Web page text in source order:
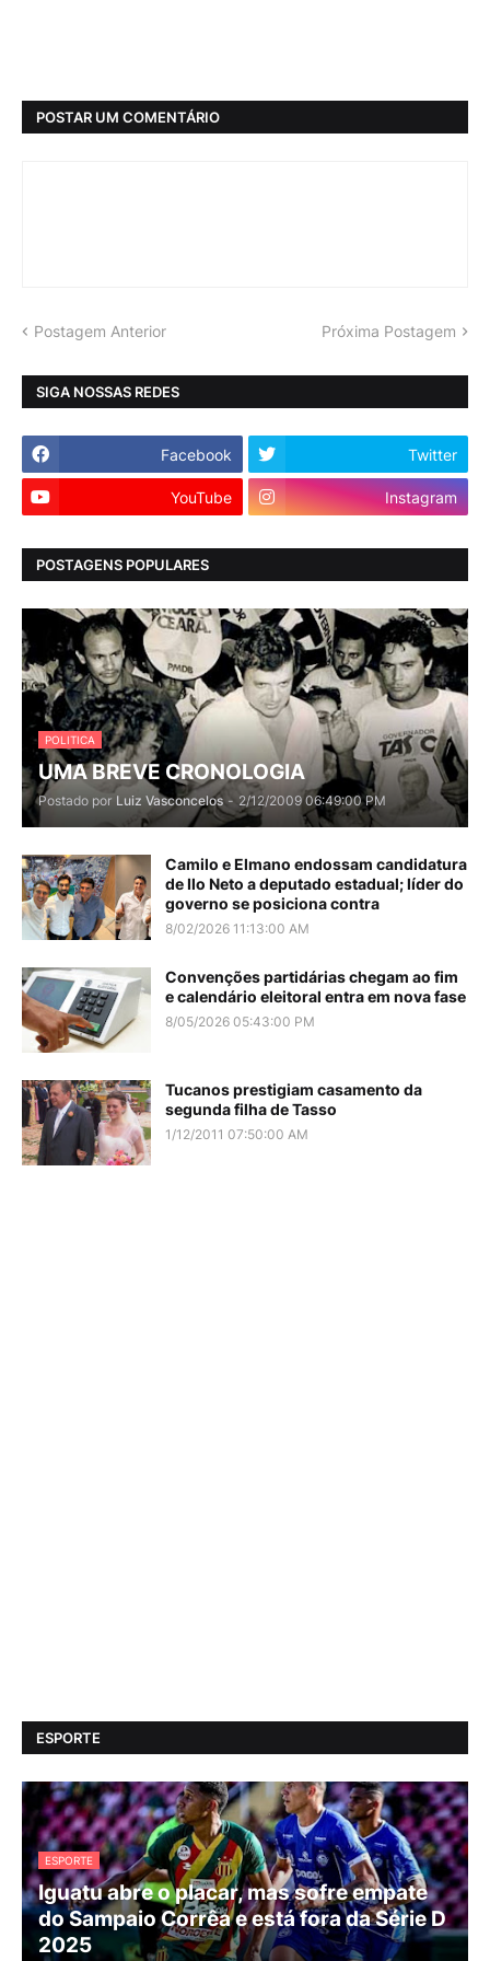
POSTAR UM COMENTÁRIO
Postagem Anterior Próxima Postagem
SIGA NOSSAS REDES
Facebook Twitter
YouTube Instagram
POSTAGENS POPULARES
POLITICA
UMA BREVE CRONOLOGIA
Postado por Luiz Vasconcelos - 2/12/2009 06:49:00 PM
Camilo e Elmano endossam candidatura
de Ilo Neto a deputado estadual; líder do
governo se posiciona contra
8/02/2026 11:13:00 AM
Convenções partidárias chegam ao fim
e calendário eleitoral entra em nova fase
8/05/2026 05:43:00 PM
Tucanos prestigiam casamento da
segunda filha de Tasso
1/12/2011 07:50:00 AM
ESPORTE
ESPORTE
Iguatu abre o placar, mas sofre empate
do Sampaio Corrêa e está fora da Série D
2025